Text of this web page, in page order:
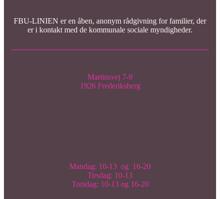
FBU-LINIEN er en åben, anonym rådgivning for familier, der
er i kontakt med de kommunale sociale myndigheder.
Martinsvej 7-9
1926 Frederiksberg
Mandag: 10-13 og 16-20
Tirsdag: 10-13
Torsdag: 10-13 og 16-20